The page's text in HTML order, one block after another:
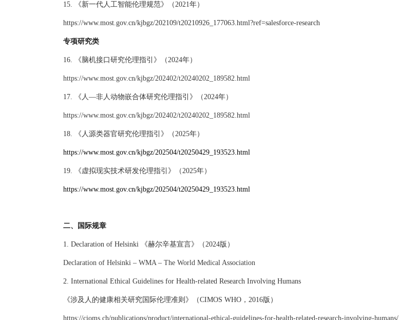
15. 《新一代人工智能伦理规范》 （2021年）
https://www.most.gov.cn/kjbgz/202109/t20210926_177063.html?ref=salesforce-research
专项研究类
16. 《脑机接口研究伦理指引》（2024年）
https://www.most.gov.cn/kjbgz/202402/t20240202_189582.html
17. 《人—非人动物嵌合体研究伦理指引》（2024年）
https://www.most.gov.cn/kjbgz/202402/t20240202_189582.html
18. 《人源类器官研究伦理指引》 （2025年）
https://www.most.gov.cn/kjbgz/202504/t20250429_193523.html
19. 《虚拟现实技术研发伦理指引》 （2025年）
https://www.most.gov.cn/kjbgz/202504/t20250429_193523.html
二、国际规章
1.Declaration of Helsinki 《赫尔辛基宣言》（2024版）
Declaration of Helsinki – WMA – The World Medical Association
2.International Ethical Guidelines for Health-related Research Involving Humans
《涉及人的健康相关研究国际伦理准则》（CIMOS WHO，2016版）
https://cioms.ch/publications/product/international-ethical-guidelines-for-health-related-research-involving-humans/